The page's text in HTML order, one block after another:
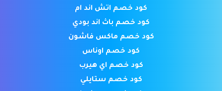
كود خصم اتش اند ام
كود خصم باث اند بودي
كود خصم ماكس فاشون
كود خصم اوناس
كود خصم اي هيرب
كود خصم ستايلي